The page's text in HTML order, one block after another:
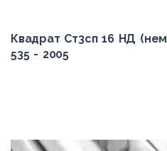
Квадрат Ст3сп 16 НД
535 - 2005